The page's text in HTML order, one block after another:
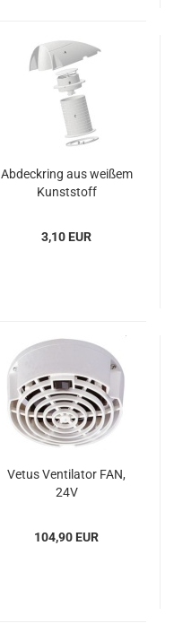
Ab­deck­ring aus wei­ßem
Kunst­stoff
3,10 EUR
Vetus Ven­ti­la­tor FAN,
24V
104,90 EUR